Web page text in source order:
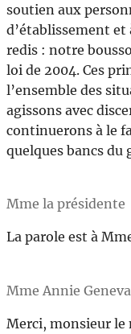
soutien aux
d’établissement et
redis : notre
loi de 2004. Ces
l’ensemble des
agissons avec
continuerons à le
quelques bancs du
Mme la présidente
La parole est à
Mme Annie
Merci, monsieur le